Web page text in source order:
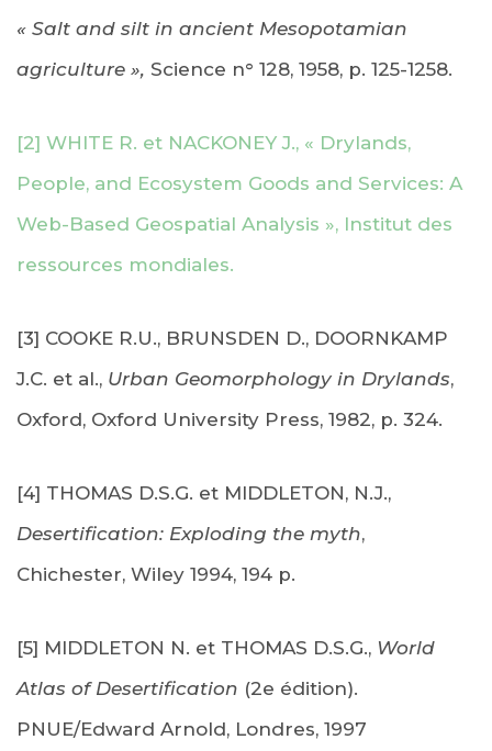
« Salt and silt in ancient Mesopotamian
agriculture », Science n° 128, 1958, p. 125-1258.
[2] WHITE R. et NACKONEY J., « Drylands,
People, and Ecosystem Goods and Services: A
Web-Based Geospatial Analysis », Institut des
ressources mondiales.
[3] COOKE R.U., BRUNSDEN D., DOORNKAMP
J.C. et al., Urban Geomorphology in Drylands,
Oxford, Oxford University Press, 1982, p. 324.
[4] THOMAS D.S.G. et MIDDLETON, N.J.,
Desertification: Exploding the myth,
Chichester, Wiley 1994, 194 p.
[5] MIDDLETON N. et THOMAS D.S.G., World
Atlas of Desertification (2e édition).
PNUE/Edward Arnold, Londres, 1997